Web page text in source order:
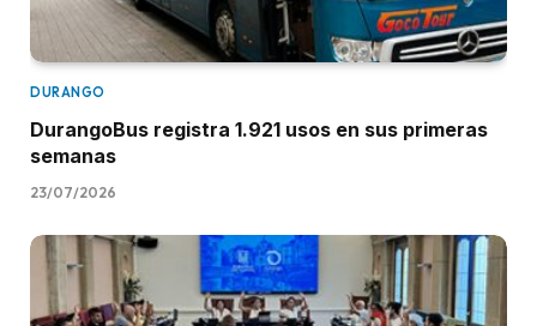
DURANGO
DurangoBus registra 1.921 usos en sus primeras
semanas
23/07/2026